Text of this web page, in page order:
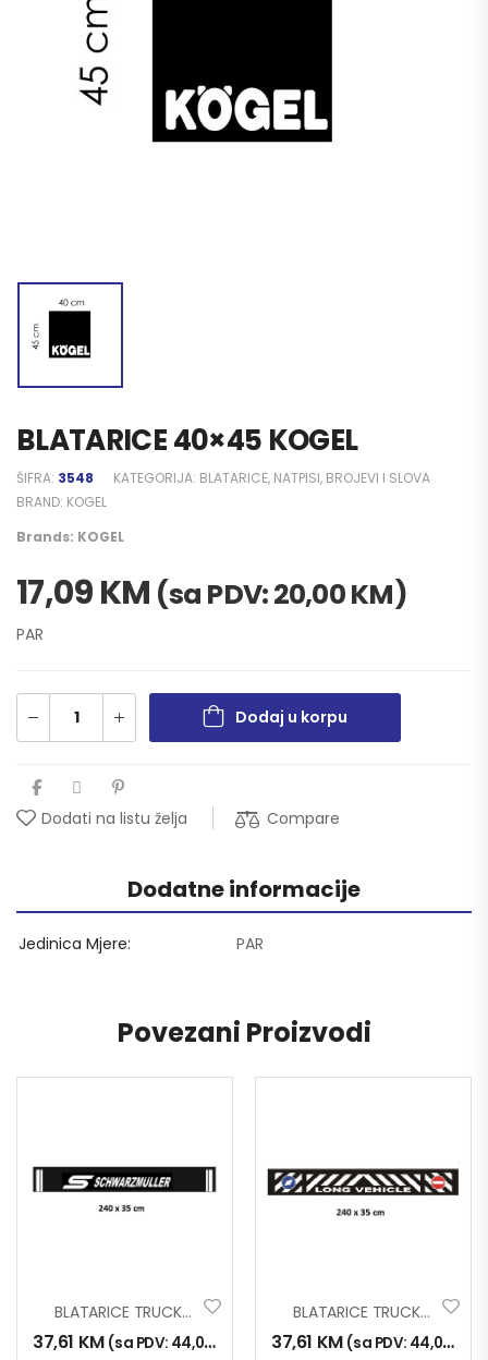
BLATARICE 40×45 KOGEL
ŠIFRA: 3548 KATEGORIJA: BLATARICE, NATPISI, BROJEVI I SLOVA
BRAND: KOGEL
Brands: KOGEL
17,09KM (sa PDV:20,00KM)
PAR
Dodaj u korpu
Dodati na listu želja Compare
Dodatne informacije
Jedinica Mjere PAR
Povezani Proizvodi
BLATARICE TRUCK ŠLEPA SCHWARZMÜLLER
37,61 KM (sa PDV: 44,00
BLATARICE TRUCK ŠLEPA
37,61 KM (sa PDV: 44,00